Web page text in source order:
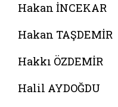
Hakan İNCEKAR
Hakan TAŞDEMİR
Hakkı ÖZDEMİR
Halil AYDOĞDU